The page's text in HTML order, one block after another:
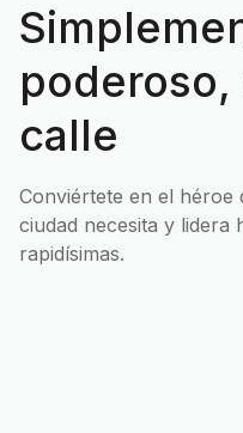
poderoso,
calle
Conviértete en el héroe
ciudad necesita y lidera
rapidísimas.